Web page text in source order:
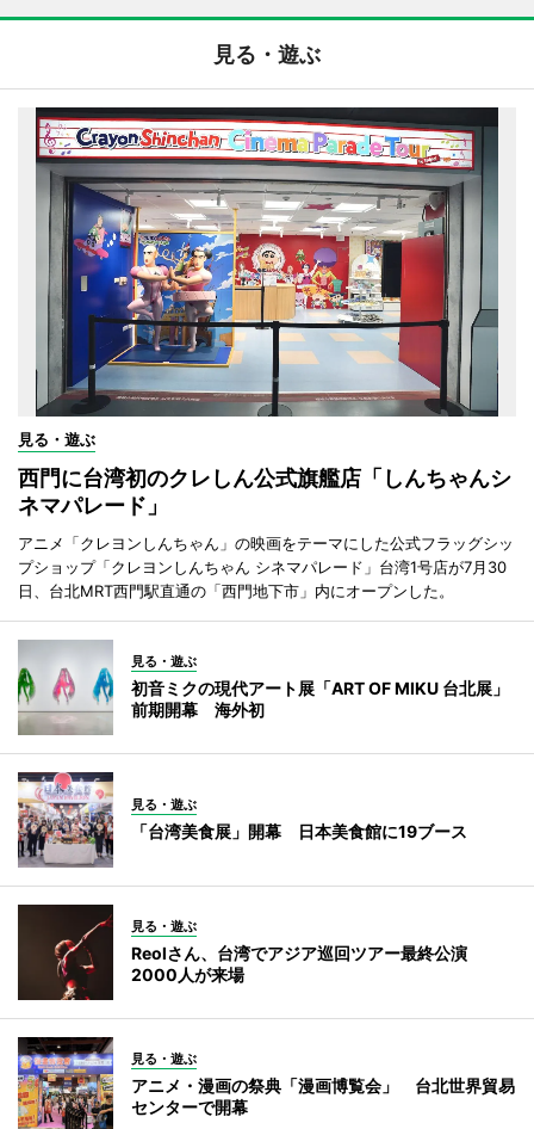
見る・遊ぶ
見る・遊ぶ
西門に台湾初のクレしん公式旗艦店「しんちゃんシ
ネマパレード」
アニメ「クレヨンしんちゃん」の映画をテーマにした公式フラッグシッ
プショップ「クレヨンしんちゃん シネマパレード」台湾1号店が7月30
日、台北MRT西門駅直通の「西門地下市」内にオープンした。
見る・遊ぶ
初音ミクの現代アート展「ART OF MIKU 台北展」
前期開幕 海外初
見る・遊ぶ
「台湾美食展」開幕 日本美食館に19ブース
見る・遊ぶ
Reolさん、台湾でアジア巡回ツアー最終公演
2000人が来場
見る・遊ぶ
アニメ・漫画の祭典「漫画博覧会」 台北世界貿易
センターで開幕